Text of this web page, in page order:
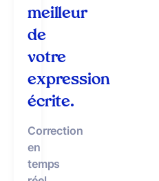
meilleur
de
votre
expression
écrite.
Correction
en
temps